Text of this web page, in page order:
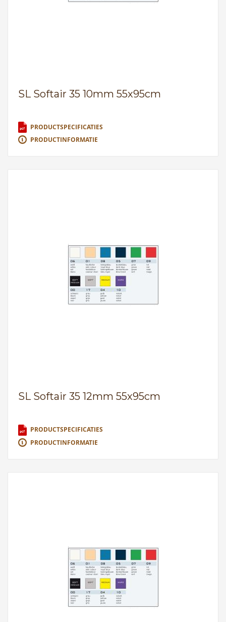
SL Softair 35 10mm 55x95cm
PRODUCTSPECIFICATIES
PRODUCTINFORMATIE
SL Softair 35 12mm 55x95cm
PRODUCTSPECIFICATIES
PRODUCTINFORMATIE